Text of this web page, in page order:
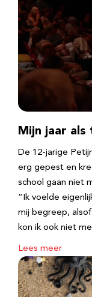
Mijn jaar
De 12-jarige
erg gepest en
school gaan niet
“Ik voelde
mij begreep,
kon ik ook niet
Lees meer